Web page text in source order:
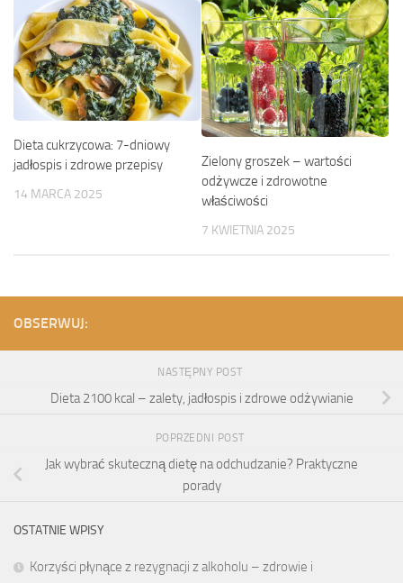
Dieta cukrzycowa: 7-dniowy
jadłospis i zdrowe przepisy
14 MARCA 2025
Zielony groszek – wartości
odżywcze i zdrowotne
właściwości
7 KWIETNIA 2025
OBSERWUJ:
NASTĘPNY POST
Dieta 2100 kcal – zalety, jadłospis i zdrowe odżywianie
POPRZEDNI POST
Jak wybrać skuteczną dietę na odchudzanie? Praktyczne
porady
OSTATNIE WPISY
Korzyści płynące z rezygnacji z alkoholu – zdrowie i